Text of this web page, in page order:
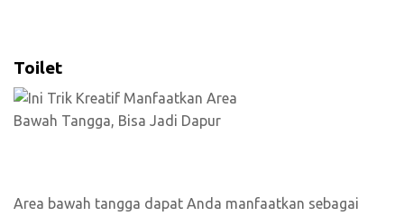
Toilet
Area bawah tangga dapat Anda manfaatkan sebagai